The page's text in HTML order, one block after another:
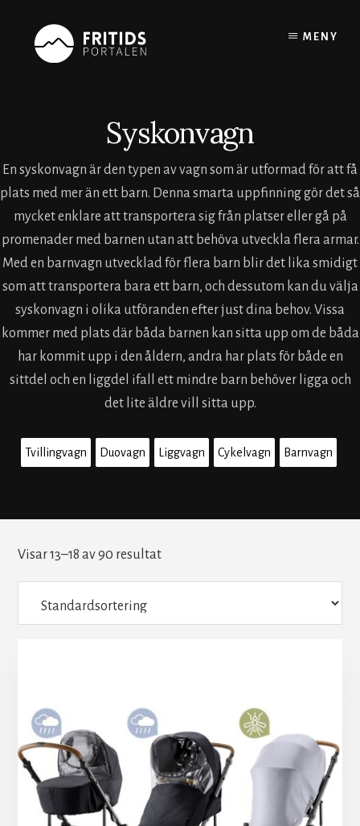
content
MENY
Syskonvagn
En syskonvagn är den typen av vagn som är utformad för att få
plats med mer än ett barn. Denna smarta uppfinning gör det så
mycket enklare att transportera sig från platser eller gå på
promenader med barnen utan att behöva utveckla flera armar.
Med en barnvagn utvecklad för flera barn blir det lika smidigt
som att transportera bara ett barn, och dessutom kan du välja
syskonvagn i olika utföranden efter just dina behov. Vissa
kommer med plats där båda barnen kan sitta upp om de båda
har kommit upp i den åldern, andra har plats för både en
sittdel och en liggdel ifall ett mindre barn behöver ligga och
det lite äldre vill sitta upp.
Tvillingvagn Duovagn Liggvagn Cykelvagn Barnvagn
Visar 13–18 av 90 resultat